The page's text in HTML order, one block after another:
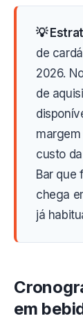
💡
de
2026.
de
custo
Bar que
chega
já
em